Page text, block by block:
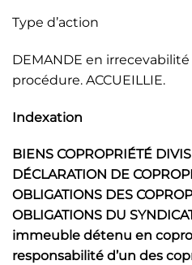
Type d’action
DEMANDE en
procédure. ACCUEILLIE.
Indexation
BIENS COPROPRIÉTÉ
DÉCLARATION DE
OBLIGATIONS DES
OBLIGATIONS DU
immeuble détenu en
responsabilité d’un des